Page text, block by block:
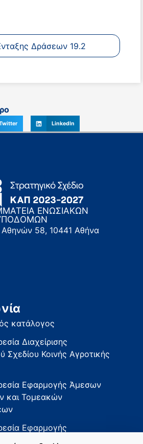
Δράσεων 19.2
LinkedIn
ΕΝΩΣΙΑΚΩΝ
58, 10441 Αθήνα
κατάλογος
Διαχείρισης
Σχεδίου Κοινής Αγροτικής
Εφαρμογής Άμεσων
και Τομεακών
Εφαρμογής